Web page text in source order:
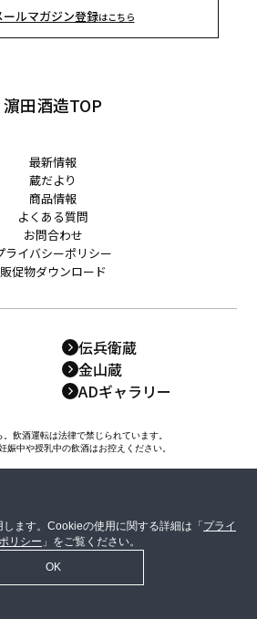
ールマガジン登録はこちら
濵田酒造TOP
最新情報
蔵だより
商品情報
よくある質問
お問合わせ
ライバシーポリシー
販促物ダウンロード
伝兵衛蔵
金山蔵
ADギャラリー
飲酒運転は法律で禁じられています。
娠中や授乳中の飲酒はお控えください。
ます。Cookieの使用に関する詳細は「 プライ
リシー 」をご覧ください。
OK